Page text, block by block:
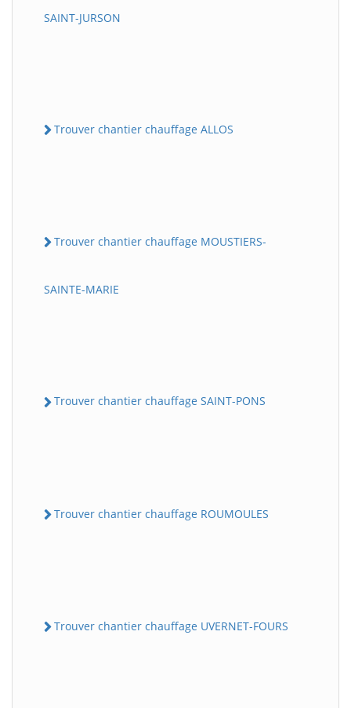
SAINT-JURSON
Trouver chantier chauffage ALLOS
Trouver chantier chauffage MOUSTIERS-
SAINTE-MARIE
Trouver chantier chauffage SAINT-PONS
Trouver chantier chauffage ROUMOULES
Trouver chantier chauffage UVERNET-FOURS